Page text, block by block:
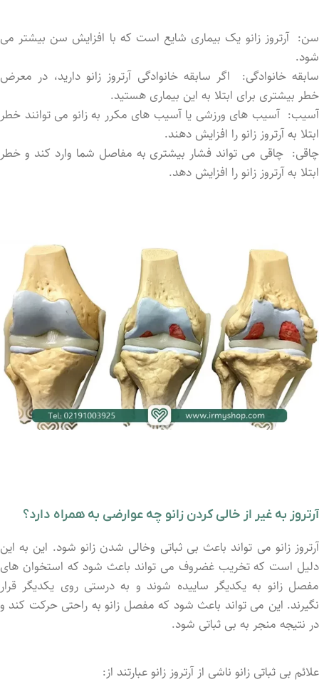
سن: آرتروز زانو یک بیماری شایع است که با افزایش سن بیشتر می
‌شود.
سابقه خانوادگی: اگر سابقه خانوادگی آرتروز زانو دارید، در معرض
خطر بیشتری برای ابتلا به این بیماری هستید.
آسیب: آسیب‌ های ورزشی یا آسیب ‌های مکرر به زانو می ‌توانند خطر
ابتلا به آرتروز زانو را افزایش دهند.
چاقی: چاقی می‌ تواند فشار بیشتری به مفاصل شما وارد کند و خطر
ابتلا به آرتروز زانو را افزایش دهد.
آرتروز به غیر از خالی کردن زانو چه عوارضی به همراه دارد؟
آرتروز زانو می‌ تواند باعث بی ثباتی وخالی شدن زانو شود. این به این
دلیل است که تخریب غضروف می‌ تواند باعث شود که استخوان ‌های
مفصل زانو به یکدیگر ساییده شوند و به درستی روی یکدیگر قرار
نگیرند. این می ‌تواند باعث شود که مفصل زانو به راحتی حرکت کند و
در نتیجه منجر به بی ثباتی شود.
علائم بی ثباتی زانو ناشی از آرتروز زانو عبارتند از: